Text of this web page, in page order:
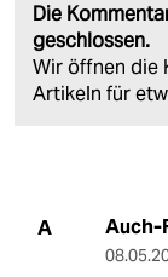
Die
geschlossen.
Wir öffnen die
Artikeln für
A Auch-